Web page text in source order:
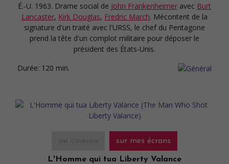
É.-U. 1963. Drame social de John Frankenheimer avec Burt
Lancaster, Kirk Douglas, Fredric March. Mécontent de la
signature d'un traité avec l'URSS, le chef du Pentagone
prend la tête d'un complot militaire pour déposer le
président des États-Unis.
Durée: 120 min.
sur mes écrans
L'Homme qui tua Liberty Valance